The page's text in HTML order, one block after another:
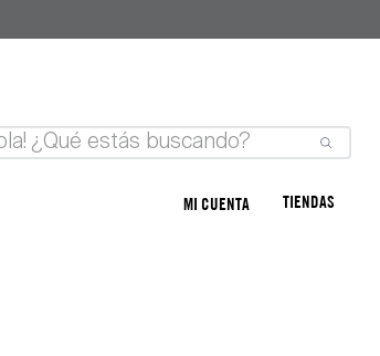
MI CUENTA TIENDAS